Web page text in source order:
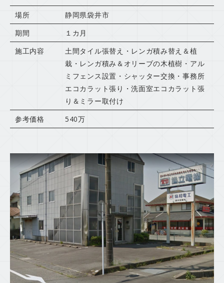
場所
静岡県袋井市
期間
１カ月
施工内容
土間タイル張替え・レンガ積み替え＆植
栽・レンガ積み＆オリーブの木植樹・アル
ミフェンス設置・シャッター交換・事務所
エコカラット張り・洗面室エコカラット張
り＆ミラー取付け
参考価格
540万